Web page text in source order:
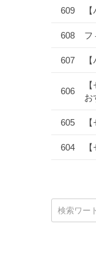
609
608 フ
607
606
お
605
604